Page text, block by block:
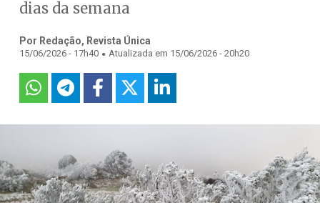
dias da semana
Por Redação, Revista Única
15/06/2026 - 17h40 . Atualizada em 15/06/2026 - 20h20